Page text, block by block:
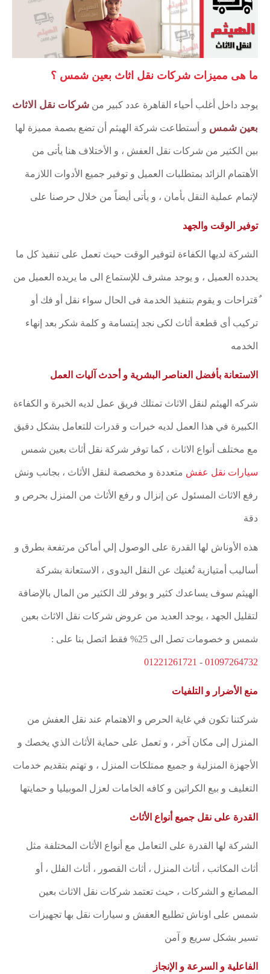
ما هى مميزات شركات نقل اثاث بعين شمس ؟
يوجد داخل أغلب أحياء القاهرة عدد كبير من شركات نقل الاثاث
بعين شمس و أستطاعت شركة الهيثم أن تضع بصمة مميزة لها
بين الكثير من شركات نقل العفش ، و الأختلاف هنا يأتى من
الأهتمام الزائد بمتطلبات العميل و توفير جميع الأدوات اللازمة
لإتمام عملية النقل بأمان ، و يأتى أيضاً من خلال حرصنا على
توفير الوقت والجهد
الشركة لديها الكفاءة لتوفير الوقت حيث تعمل على تنفيذ كل ما
يحدده العميل ، و يوجد مشرف للإستماع الى ما يريده العميل من
ٌقتراحات و يقوم بتنفيذ الخدمة فى الحال سواء نقل أو فك أو
تركيب أى قطعة أثاث لكى نجد إبتسامة و كلمة شكر بعد إنهاء
الخدمه
الاستعانة بأفضل العناصر البشرية و أحدث آليات العمل
شركه الهيثم لنقل الاثاث تمتلك فريق عمل لديه الخبرة و الكفاءة
الكبيرة في هذا العمل لديه خبرات و قدرات للتعامل بشكل دقيق
مع مختلف أنواع الاثاث ، كما توفر شركة نقل أثاث بعين شمس
سيارات نقل عفش متعددة و مخصصة لنقل الأثاث ، بجانب ونش
رفع الاثاث المسئول عن إنزال و رفع الأثاث من المنزل بحرص و
دقة
هذه الأوناش لها القدرة على الوصول إلي أماكن مرتفعة بطرق و
أساليب أمتيازية تُغنيك عن النقل اليدوى ، الاستعانة بشركة
الهيثم سوف يساعدك كثير و يوفر لك الكثير من المال بالإضافة
لتقليل الجهد ، يوجد العديد من عروض شركات نقل الاثاث بعين
شمس و خصومات تصل الى 25% فقط اتصل بنا على :
01097264732
-
01221261721
منع الأضرار و التلفيات
شركتنا تكون في غاية الحرص و الاهتمام عند نقل العفش من
المنزل إلى مكان آخر ، و تعمل على حماية الأثاث الذي يخصك و
الأجهزة المنزلية و جميع ممتلكات المنزل ، و تهتم بتقديم خدمات
التغليف و بيع الكراتين و كافه الخامات لعزل الموبيليا و حمايتها
القدرة على نقل جميع أنواع الأثاث
الشركة لها القدرة على التعامل مع أنواع الأثاث المختلفة مثل
أثاث المكاتب ، أثاث المنزل ، أثاث القصور ، أثاث الفلل ، أو
المصانع و الشركات ، حيث تعتمد شركات نقل الاثاث بعين
شمس على اوناش تطليع العفش و سيارات نقل بها تجهيزات
تسير بشكل سريع و آمن
الفاعلية و السرعة و الإنجاز